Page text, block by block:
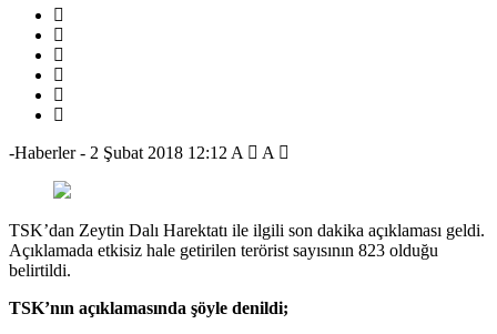
-Haberler- 2 Şubat 2018 12:12 A A
TSK’dan Zeytin Dalı Harektatı ile ilgili son dakika açıklaması geldi.
Açıklamada etkisiz hale getirilen terörist sayısının 823 olduğu
belirtildi.
TSK’nın açıklamasında şöyle denildi;